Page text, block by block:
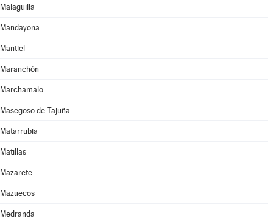
Malaguilla
Mandayona
Mantiel
Maranchón
Marchamalo
Masegoso de Tajuña
Matarrubia
Matillas
Mazarete
Mazuecos
Medranda